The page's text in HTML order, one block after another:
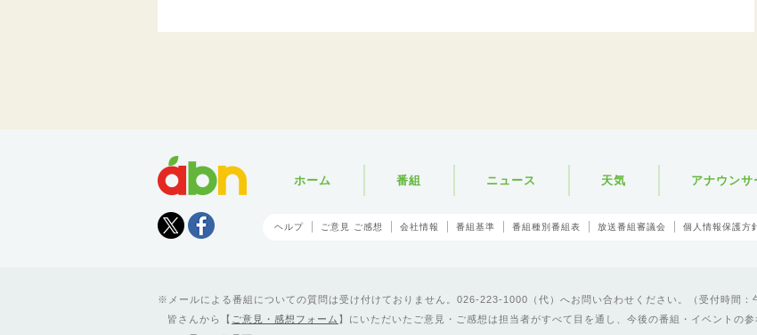
Tweet
ホーム 番組 ニュース 天気 アナウンサ
ヘルプ ご意見 ご感想 会社情報 番組基準 番組種別番組表 放送番組審議会 個人情報保護方
メールによる番組についての質問は受け付けておりません。026-223-1000（代）へお問い合わせください。（受付時間：
皆さんから【 ご意見・感想フォーム 】にいただいたご意見・ご感想は担当者がすべて目を通し、今後の番組・イベントの